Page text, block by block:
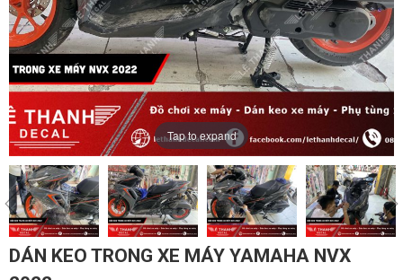
Tap to expand
DÁN KEO TRONG XE MÁY YAMAHA NVX